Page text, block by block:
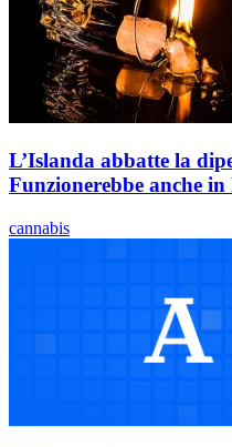
L’Islanda abbatte la
Funzionerebbe anche
cannabis